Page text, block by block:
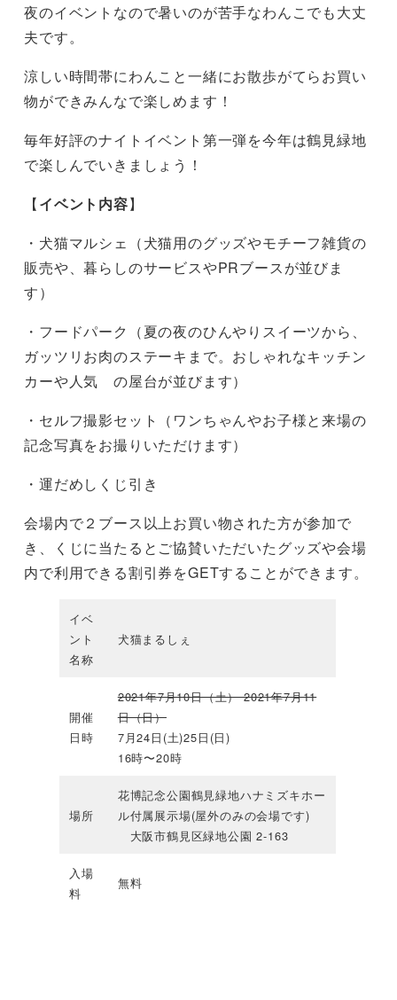
夜のイベントなので暑いのが苦手なわんこでも大丈
夫です。
涼しい時間帯にわんこと一緒にお散歩がてらお買い
物ができみんなで楽しめます！
毎年好評のナイトイベント第一弾を今年は鶴見緑地
で楽しんでいきましょう！
【イベント内容】
・犬猫マルシェ（犬猫用のグッズやモチーフ雑貨の
販売や、暮らしのサービスやPRブースが並びま
す）
・フードパーク（夏の夜のひんやりスイーツから、
ガッツリお肉のステーキまで。おしゃれなキッチン
カーや人気 の屋台が並びます）
・セルフ撮影セット（ワンちゃんやお子様と来場の
記念写真をお撮りいただけます）
・運だめしくじ引き
会場内で２ブース以上お買い物された方が参加で
き、くじに当たるとご協賛いただいたグッズや会場
内で利用できる割引券をGETすることができます。
イベ
ント
名称
犬猫まるしぇ
開催
日時
2021年7月10日（土） 2021年7月11
日（日）
7月24日(土)25日(日)
16時〜20時
場所
花博記念公園鶴見緑地ハナミズキホー
ル付属展示場(屋外のみの会場です)
大阪市鶴見区緑地公園 2-163
入場
料
無料